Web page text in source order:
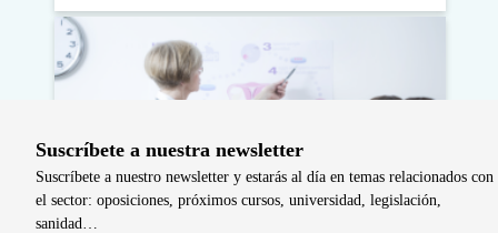
Suscríbete a nuestra newsletter
Suscríbete a nuestro newsletter y estarás al día en temas relacionados con
el sector: oposiciones, próximos cursos, universidad, legislación,
sanidad…